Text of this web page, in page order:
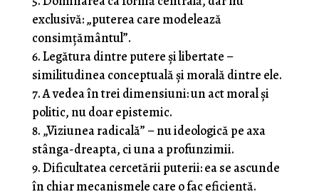
exclusivă: „puterea care modelează
consimțământul”.
Legătura dintre putere și libertate –
similitudinea conceptuală și morală dintre ele.
A vedea în trei dimensiuni: un act moral și
politic, nu doar epistemic.
„Viziunea radicală” – nu ideologică pe axa
stânga-dreapta, ci una a profunzimii.
Dificultatea cercetării puterii: ea se ascunde
în chiar mecanismele care o fac eficientă.